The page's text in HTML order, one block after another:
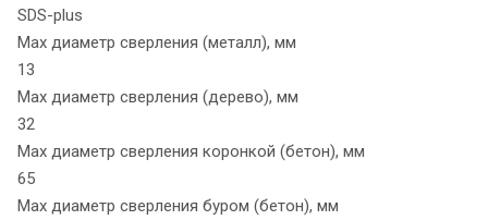
SDS-plus
Max диаметр сверления (металл), мм
13
Max диаметр сверления (дерево), мм
32
Max диаметр сверления коронкой (бетон), мм
65
Max диаметр сверления буром (бетон), мм